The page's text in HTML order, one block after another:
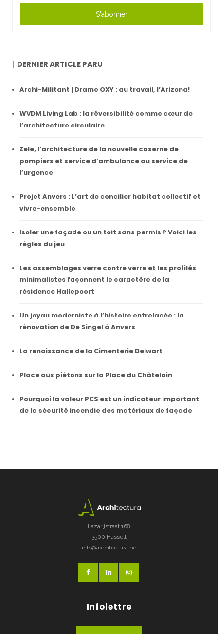
S'abonner
DERNIER ARTICLE PARU
Archi-Militant | Drame OXY : au travail, l’Arizona!
WVDM Living Lab : la réversibilité comme cœur de
l’architecture circulaire
Zele, l’architecture de la nouvelle caserne de
pompiers et service d’ambulance au service de
l’urgence
Projet Anvers : L’art de concilier habitat collectif et
vivre-ensemble
Isoler une façade ou un toit sans permis ? Voici les
règles du jeu
Les assemblages verre contre verre et les profilés
minimalistes façonnent le caractère de la
résidence Hallepoort
Un joyau moderniste à l’histoire entrelacée : la
rénovation de De Singel à Anvers
La renaissance de la Cimenterie Delwart
Place aux piétons sur la Place du Châtelain
Pourquoi la valeur PCS est un indicateur important
de la sécurité incendie des matériaux de façade
Lazarijstraat 168
3500 Hasselt
info@architectura.be
Infolettre